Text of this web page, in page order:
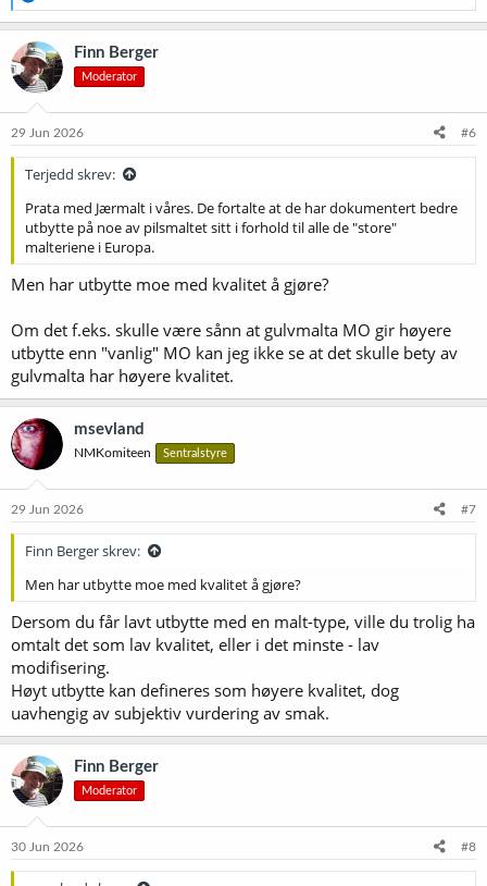
e
a
k
s
j
o
e
Finn Berger
Moderator
29 Jun 2026 #6
Terjedd skrev:
Prata med Jærmalt i våres. De fortalte at de har dokumentert bedre
utbytte på noe av pilsmaltet sitt i forhold til alle de "store"
malteriene i Europa.
Men har utbytte moe med kvalitet å gjøre?
Om det f.eks. skulle være sånn at gulvmalta MO gir høyere
utbytte enn "vanlig" MO kan jeg ikke se at det skulle bety av
gulvmalta har høyere kvalitet.
msevland
NMKomiteen Sentralstyre
29 Jun 2026 #7
Finn Berger skrev:
Men har utbytte moe med kvalitet å gjøre?
Dersom du får lavt utbytte med en malt-type, ville du trolig ha
omtalt det som lav kvalitet, eller i det minste - lav
modifisering.
Høyt utbytte kan defineres som høyere kvalitet, dog
uavhengig av subjektiv vurdering av smak.
Finn Berger
Moderator
30 Jun 2026 #8